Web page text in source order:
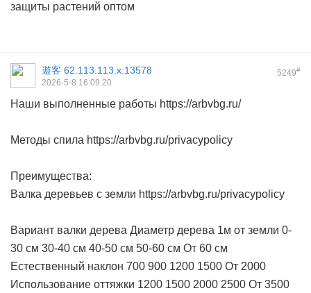
защиты растений оптом
5249#
遊客 62.113.113.x:13578
2026-5-8 16:09:20
Наши выполненные работы https://arbvbg.ru/
Методы спила https://arbvbg.ru/privacypolicy
Преимущества:
Валка деревьев с земли https://arbvbg.ru/privacypolicy
Вариант валки дерева Диаметр дерева 1м от земли 0-
30 см 30-40 см 40-50 см 50-60 см От 60 см
Естественный наклон 700 900 1200 1500 От 2000
Использование оттяжки 1200 1500 2000 2500 От 3500